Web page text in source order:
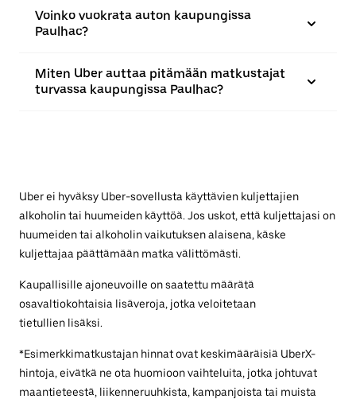
Voinko vuokrata auton kaupungissa
Paulhac?
Miten Uber auttaa pitämään matkustajat
turvassa kaupungissa Paulhac?
Uber ei hyväksy Uber-sovellusta käyttävien kuljettajien
alkoholin tai huumeiden käyttöä. Jos uskot, että kuljettajasi on
huumeiden tai alkoholin vaikutuksen alaisena, käske
kuljettajaa päättämään matka välittömästi.
Kaupallisille ajoneuvoille on saatettu määrätä
osavaltiokohtaisia lisäveroja, jotka veloitetaan
tietullien lisäksi.
*Esimerkkimatkustajan hinnat ovat keskimääräisiä UberX-
hintoja, eivätkä ne ota huomioon vaihteluita, jotka johtuvat
maantieteestä, liikenneruuhkista, kampanjoista tai muista